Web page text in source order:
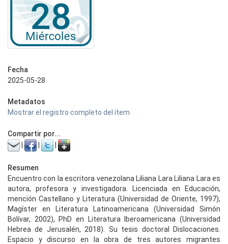
Fecha
2025-05-28
Metadatos
Mostrar el registro completo del ítem
Compartir por...
Resumen
Encuentro con la escritora venezolana Liliana Lara Liliana Lara es
autora, profesora y investigadora. Licenciada en Educación,
mención Castellano y Literatura (Universidad de Oriente, 1997),
Magíster en Literatura Latinoamericana (Universidad Simón
Bolívar, 2002), PhD en Literatura Iberoamericana (Universidad
Hebrea de Jerusalén, 2018). Su tesis doctoral Dislocaciones.
Espacio y discurso en la obra de tres autores migrantes